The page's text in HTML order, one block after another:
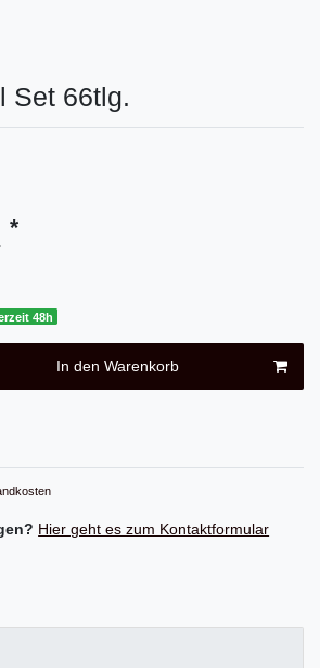
Set 66tlg.
*
48h
In den Warenkorb
Hier geht es zum Kontaktformular